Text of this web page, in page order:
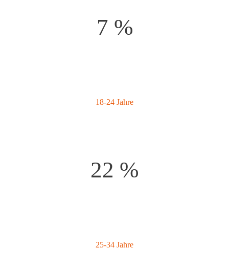
7 %
18-24 Jahre
22 %
25-34 Jahre